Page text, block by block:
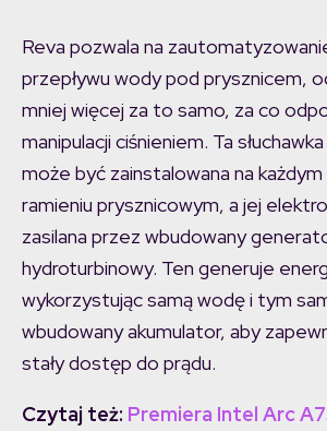
Reva pozwala na
przepływu wody pod prysznicem,
mniej więcej za to samo, za co
manipulacji ciśnieniem. Ta
może być zainstalowana na
ramieniu prysznicowym, a jej
zasilana przez wbudowany
hydroturbinowy. Ten generuje
wykorzystując samą wodę i tym
wbudowany akumulator, aby
stały dostęp do prądu.
Czytaj też: Premiera Intel Arc